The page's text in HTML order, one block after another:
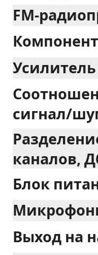
FM-
Усилитель
сигнал/
каналов,
Блок
Выход на